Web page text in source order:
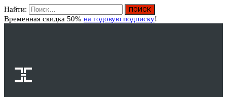
Найти:
Временная скидка 50% на годовую подписку!